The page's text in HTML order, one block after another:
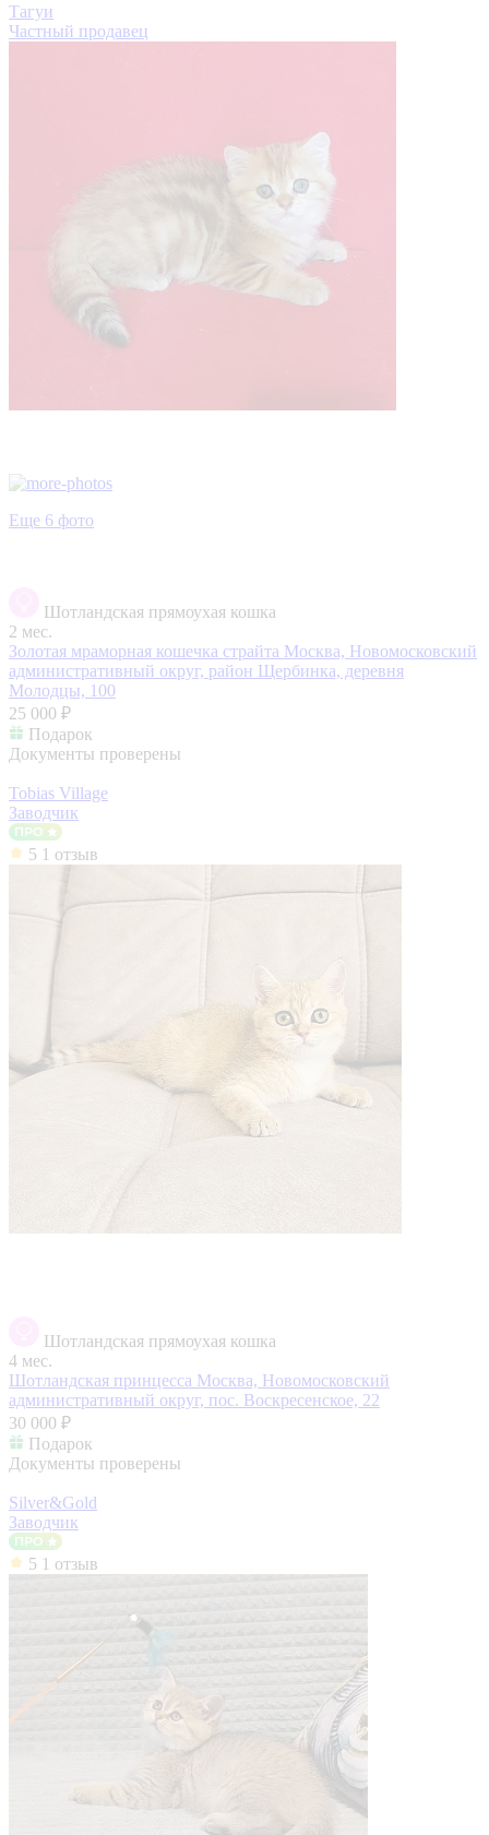
Тагуи
Частный продавец
Еще 6 фото
Шотландская прямоухая кошка
2 мес.
Золотая мраморная кошечка страйта Москва, Новомосковский
административный округ, район Щербинка, деревня
Молодцы, 100
25 000 ₽
Подарок
Документы проверены
Tobias Village
Заводчик
5 1 отзыв
Шотландская прямоухая кошка
4 мес.
Шотландская принцесса Москва, Новомосковский
административный округ, пос. Воскресенское, 22
30 000 ₽
Подарок
Документы проверены
Silver&Gold
Заводчик
5 1 отзыв